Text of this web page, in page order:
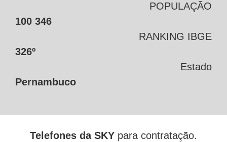
POPULAÇÃO
100 346
RANKING IBGE
326º
Estado
Pernambuco
Telefones da SKY para contratação.